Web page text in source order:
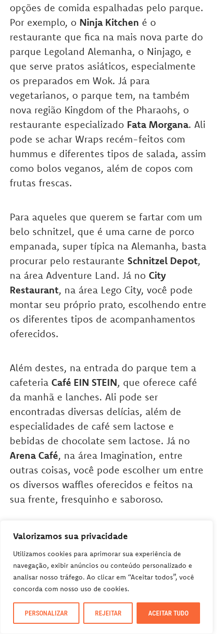
Valorizamos sua privacidade
Utilizamos cookies para aprimorar sua experiência de
navegação, exibir anúncios ou conteúdo personalizado e
analisar nosso tráfego. Ao clicar em “Aceitar todos”, você
concorda com nosso uso de cookies.
PERSONALIZAR REJEITAR ACEITAR TUDO
opções de comida espalhadas pelo parque.
Por exemplo, o Ninja Kitchen é o
restaurante que fica na mais nova parte do
parque Legoland Alemanha, o Ninjago, e
que serve pratos asiáticos, especialmente
os preparados em Wok. Já para
vegetarianos, o parque tem, na também
nova região Kingdom of the Pharaohs, o
restaurante especializado Fata Morgana. Ali
pode se achar Wraps recém-feitos com
hummus e diferentes tipos de salada, assim
como bolos veganos, além de copos com
frutas frescas.
Para aqueles que querem se fartar com um
belo schnitzel, que é uma carne de porco
empanada, super típica na Alemanha, basta
procurar pelo restaurante Schnitzel Depot,
na área Adventure Land. Já no City
Restaurant, na área Lego City, você pode
montar seu próprio prato, escolhendo entre
os diferentes tipos de acompanhamentos
oferecidos.
Além destes, na entrada do parque tem a
cafeteria Café EIN STEIN, que oferece café
da manhã e lanches. Ali pode ser
encontradas diversas delícias, além de
especialidades de café sem lactose e
bebidas de chocolate sem lactose. Já no
Arena Café, na área Imagination, entre
outras coisas, você pode escolher um entre
os diversos waffles oferecidos e feitos na
sua frente, fresquinho e saboroso.
O parque oferece dois tipos de passes de
Ticket Basice oGourmet Ticket Gold.
Legoland Alemanha noBooking.com, um
comparador de hotéis que te garante